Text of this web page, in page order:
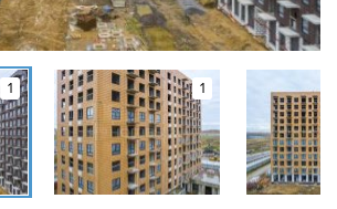
1 1